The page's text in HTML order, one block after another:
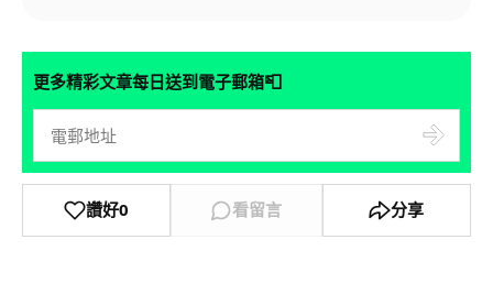
更多精彩文章每日送到電子郵箱📮
讚好0 看留言 分享